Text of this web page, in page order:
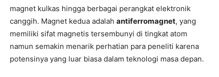
magnet kulkas hingga berbagai perangkat elektronik
canggih. Magnet kedua adalah antiferromagnet, yang
memiliki sifat magnetis tersembunyi di tingkat atom
namun semakin menarik perhatian para peneliti karena
potensinya yang luar biasa dalam teknologi masa depan.